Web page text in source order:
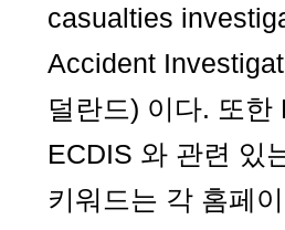
casualties
Accident
덜란드) 이다. 또
ECDIS 와 관련 있
키워드는 각 홈페